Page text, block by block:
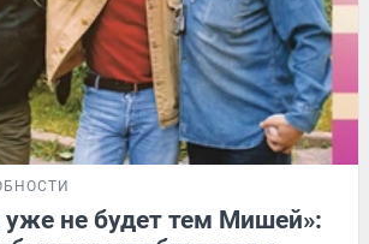
уже не будет тем Мишей»: